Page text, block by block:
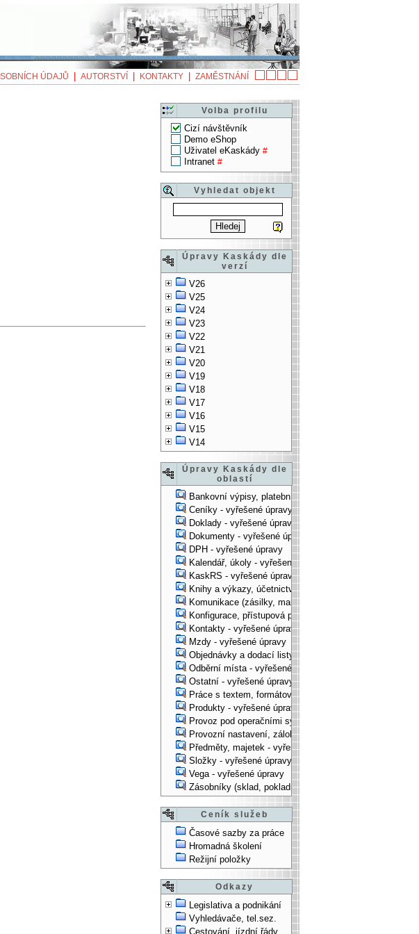
ÚDAJŮ AUTORSTVÍ KONTAKTY ZAMĚSTNÁNÍ
Volba profilu
Cizí návštěvník
Demo eShop
Uživatel eKaskády #
Intranet #
Vyhledat objekt
Úpravy Kaskády dle
verzí
V26
V25
V24
V23
V22
V21
V20
V19
V18
V17
V16
V15
V14
Úpravy Kaskády dle
oblastí
Bankovní výpisy, platební příkazy - vyřešené úpravy
Ceníky - vyřešené úpravy
Doklady - vyřešené úpravy
Dokumenty - vyřešené úpravy
DPH - vyřešené úpravy
Kalendář, úkoly - vyřešené úpravy
KaskRS - vyřešené úpravy
Knihy a výkazy, účetnictví - vyřešené úpravy
Komunikace (zásilky, mail-systém, ...) - vyřešené úpravy
Konfigurace, přístupová práva, ... - vyřešené úpravy
Kontakty - vyřešené úpravy
Mzdy - vyřešené úpravy
Objednávky a dodací listy - vyřešené úpravy
Odběrní místa - vyřešené úpravy
Ostatní - vyřešené úpravy
Práce s textem, formátování, ... - vyřešené úpravy
Produkty - vyřešené úpravy
Provoz pod operačními systémy, technologické věci -
Provozní nastavení, zálohování, instalace, ... -
Předměty, majetek - vyřešené úpravy
Složky - vyřešené úpravy
Vega - vyřešené úpravy
Zásobníky (sklad, pokladna, bank. účet) - vyřešené
Ceník služeb
Časové sazby za práce
Hromadná školení
Režijní položky
Odkazy
Legislativa a podnikání
Vyhledávače, tel.sez.
Cestování, jízdní řády